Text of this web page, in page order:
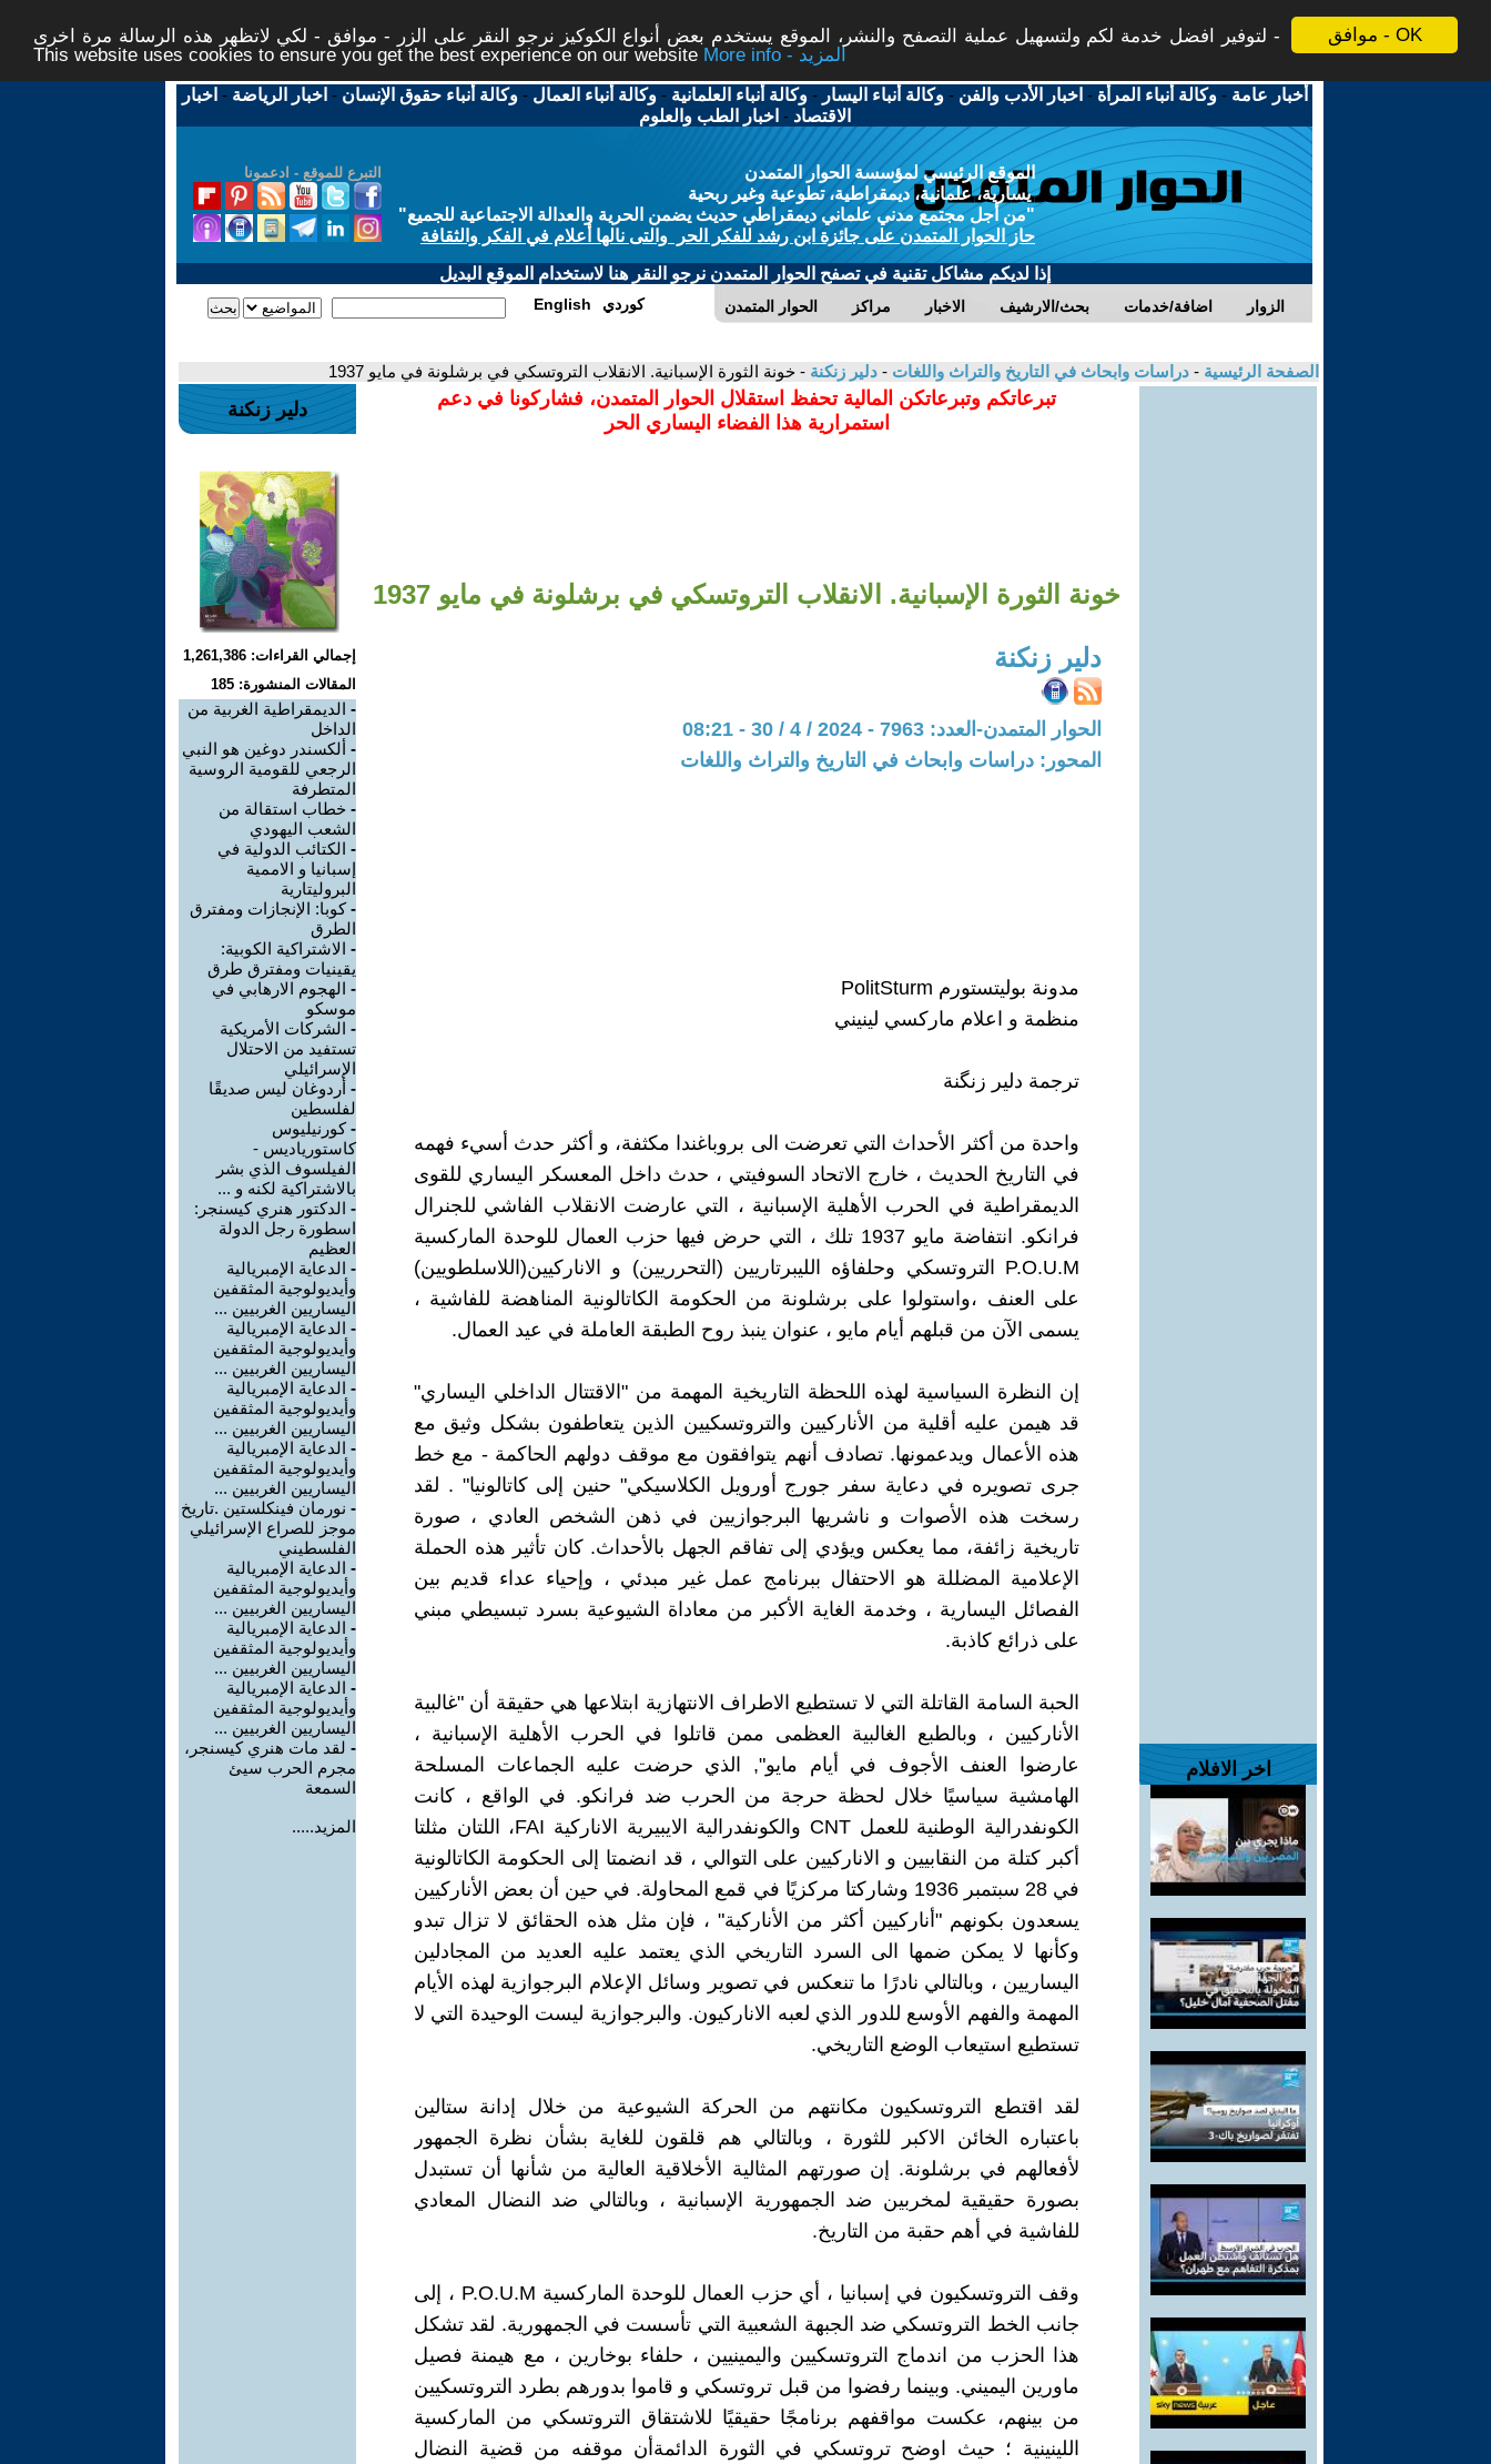
موافق - OK
لتوفير افضل خدمة لكم ولتسهيل عملية التصفح والنشر، الموقع يستخدم بعض أنواع الكوكيز نرجو النقر على الزر - موافق - لكي لاتظهر هذه الرسالة مرة اخرى -
This website uses cookies to ensure you get the best experience on our website
More info - المزيد
أخبار عامة -وكالة أنباء المرأة - اخبار الأدب والفن -وكالة أنباء اليسار -وكالة أنباء العلمانية -وكالة أنباء العمال -وكالة أنباء حقوق الإنسان - اخبار الرياضة - اخبار
الاقتصاد - اخبار الطب والعلوم
التبرع للموقع - ادعمونا
الموقع الرئيسي لمؤسسة الحوار المتمدن
يسارية، علمانية، ديمقراطية، تطوعية وغير ربحية
"من أجل مجتمع مدني علماني ديمقراطي حديث يضمن الحرية والعدالة الاجتماعية للجميع"
حاز الحوار المتمدن على جائزة ابن رشد للفكر الحر والتى نالها أعلام في الفكر والثقافة
إذا لديكم مشاكل تقنية في تصفح الحوار المتمدن نرجو النقر هنا لاستخدام الموقع البديل
الحوار المتمدن مراكز الاخبار بحث/الارشيف اضافة/خدمات الزوار English كوردي
الصفحة الرئيسية - دراسات وابحاث في التاريخ والتراث واللغات - دلير زنكنة - خونة الثورة الإسبانية. الانقلاب التروتسكي في برشلونة في مايو 1937
اخر الافلام
تبرعاتكم وتبرعاتكن المالية تحفظ استقلال الحوار المتمدن، فشاركونا في دعم
استمرارية هذا الفضاء اليساري الحر
خونة الثورة الإسبانية. الانقلاب التروتسكي في برشلونة في مايو 1937
دلير زنكنة
الحوار المتمدن-العدد: 7963 - 2024 / 4 / 30 - 08:21
المحور: دراسات وابحاث في التاريخ والتراث واللغات
مدونة بوليتستورم PolitSturm
منظمة و اعلام ماركسي لينيني
ترجمة دلير زنگنة
واحدة من أكثر الأحداث التي تعرضت الى بروباغندا مكثفة، و أكثر حدث أسيء فهمه
في التاريخ الحديث ، خارج الاتحاد السوفيتي ، حدث داخل المعسكر اليساري للقوى
الديمقراطية في الحرب الأهلية الإسبانية ، التي عارضت الانقلاب الفاشي للجنرال
فرانكو. انتفاضة مايو 1937 تلك ، التي حرض فيها حزب العمال للوحدة الماركسية
P.O.U.M التروتسكي وحلفاؤه الليبرتاريين (التحرريين) و الاناركيين(اللاسلطويين)
على العنف ،واستولوا على برشلونة من الحكومة الكاتالونية المناهضة للفاشية ،
يسمى الآن من قبلهم أيام مايو ، عنوان ينبذ روح الطبقة العاملة في عيد العمال.
إن النظرة السياسية لهذه اللحظة التاريخية المهمة من "الاقتتال الداخلي اليساري"
قد هيمن عليه أقلية من الأناركيين والتروتسكيين الذين يتعاطفون بشكل وثيق مع
هذه الأعمال ويدعمونها. تصادف أنهم يتوافقون مع موقف دولهم الحاكمة - مع خط
جرى تصويره في دعاية سفر جورج أورويل الكلاسيكي" حنين إلى كاتالونيا" . لقد
رسخت هذه الأصوات و ناشريها البرجوازيين في ذهن الشخص العادي ، صورة
تاريخية زائفة، مما يعكس ويؤدي إلى تفاقم الجهل بالأحداث. كان تأثير هذه الحملة
الإعلامية المضللة هو الاحتفال ببرنامج عمل غير مبدئي ، وإحياء عداء قديم بين
الفصائل اليسارية ، وخدمة الغاية الأكبر من معاداة الشيوعية بسرد تبسيطي مبني
على ذرائع كاذبة.
الحبة السامة القاتلة التي لا تستطيع الاطراف الانتهازية ابتلاعها هي حقيقة أن "غالبية
الأناركيين ، وبالطبع الغالبية العظمى ممن قاتلوا في الحرب الأهلية الإسبانية ،
عارضوا العنف الأجوف في أيام مايو", الذي حرضت عليه الجماعات المسلحة
الهامشية سياسيًا خلال لحظة حرجة من الحرب ضد فرانكو. في الواقع ، كانت
الكونفدرالية الوطنية للعمل CNT والكونفدرالية الايبيرية الاناركية FAI، اللتان مثلتا
أكبر كتلة من النقابيين و الاناركيين على التوالي ، قد انضمتا إلى الحكومة الكاتالونية
في 28 سبتمبر 1936 وشاركتا مركزيًا في قمع المحاولة. في حين أن بعض الأناركيين
يسعدون بكونهم "أناركيين أكثر من الأناركية" ، فإن مثل هذه الحقائق لا تزال تبدو
وكأنها لا يمكن ضمها الى السرد التاريخي الذي يعتمد عليه العديد من المجادلين
اليساريين ، وبالتالي نادرًا ما تنعكس في تصوير وسائل الإعلام البرجوازية لهذه الأيام
المهمة والفهم الأوسع للدور الذي لعبه الاناركيون. والبرجوازية ليست الوحيدة التي لا
تستطيع استيعاب الوضع التاريخي.
لقد اقتطع التروتسكيون مكانتهم من الحركة الشيوعية من خلال إدانة ستالين
باعتباره الخائن الاكبر للثورة ، وبالتالي هم قلقون للغاية بشأن نظرة الجمهور
لأفعالهم في برشلونة. إن صورتهم المثالية الأخلاقية العالية من شأنها أن تستبدل
بصورة حقيقية لمخربين ضد الجمهورية الإسبانية ، وبالتالي ضد النضال المعادي
للفاشية في أهم حقبة من التاريخ.
وقف التروتسكيون في إسبانيا ، أي حزب العمال للوحدة الماركسية P.O.U.M ، إلى
جانب الخط التروتسكي ضد الجبهة الشعبية التي تأسست في الجمهورية. لقد تشكل
هذا الحزب من اندماج التروتسكيين واليمينيين ، حلفاء بوخارين ، مع هيمنة فصيل
ماورين اليميني. وبينما رفضوا من قبل تروتسكي و قاموا بدورهم بطرد التروتسكيين
من بينهم، عكست مواقفهم برنامجًا حقيقيًا للاشتقاق التروتسكي من الماركسية
اللينينية ؛ حيث اوضح تروتسكي في الثورة الدائمةأن موقفه من قضية النضال
دلير زنكنة
إجمالي القراءات: 1,261,386
المقالات المنشورة: 185
- الديمقراطية الغربية من
الداخل
- ألكسندر دوغين هو النبي
الرجعي للقومية الروسية
المتطرفة
- خطاب استقالة من
الشعب اليهودي
- الكتائب الدولية في
إسبانيا و الاممية
البروليتارية
-كوبا: الإنجازات ومفترق
الطرق
- الاشتراكية الكوبية:
يقينيات ومفترق طرق
- الهجوم الارهابي في
موسكو
- الشركات الأمريكية
تستفيد من الاحتلال
الإسرائيلي
- أردوغان ليس صديقًا
لفلسطين
-كورنيليوس
كاستورياديس -
الفيلسوف الذي بشر
بالاشتراكية لكنه و ...
- الدكتور هنري كيسنجر:
اسطورة رجل الدولة
العظيم
- الدعاية الإمبريالية
وأيديولوجية المثقفين
اليساريين الغربيين ...
- الدعاية الإمبريالية
وأيديولوجية المثقفين
اليساريين الغربيين ...
- الدعاية الإمبريالية
وأيديولوجية المثقفين
اليساريين الغربيين ...
- الدعاية الإمبريالية
وأيديولوجية المثقفين
اليساريين الغربيين ...
- نورمان فينكلستين .تاريخ
موجز للصراع الإسرائيلي
الفلسطيني
- الدعاية الإمبريالية
وأيديولوجية المثقفين
اليساريين الغربيين ...
- الدعاية الإمبريالية
وأيديولوجية المثقفين
اليساريين الغربيين ...
- الدعاية الإمبريالية
وأيديولوجية المثقفين
اليساريين الغربيين ...
- لقد مات هنري كيسنجر،
مجرم الحرب سيئ
السمعة
المزيد.....